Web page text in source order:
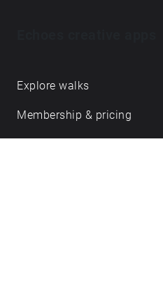
Explore walks
Membership & pricing